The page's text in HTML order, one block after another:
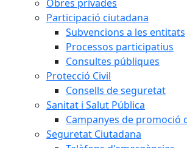
Obres privades
Participació ciutadana
Subvencions a les entitats
Processos participatius
Consultes públiques
Protecció Civil
Consells de seguretat
Sanitat i Salut Pública
Campanyes de promoció
Seguretat Ciutadana